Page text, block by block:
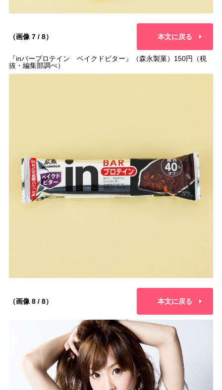
（画像 7 / 8） 本文に戻る
『inバープロテイン ベイクドビター』（森永製菓）150円（税
抜・編集部調べ）
（画像 8 / 8） 本文に戻る